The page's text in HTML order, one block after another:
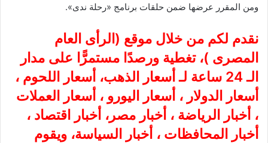
ومن المقرر عرضها ضمن حلقات برنامج «رحلة ندى».
نقدم لكم من خلال موقع ( الرأى العام
المصرى )، تغطية ورصدًا مستمرًّا على مدار
الـ 24 ساعة لـ أسعار الذهب، أسعار اللحوم ،
أسعار الدولار ، أسعار اليورو ، أسعار العملات
، أخبار الرياضة ، أخبار مصر، أخبار اقتصاد ،
أخبار المحافظات ، أخبار السياسة، ويقوم